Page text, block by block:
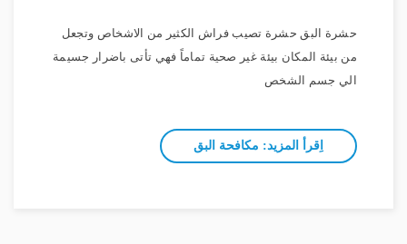
حشرة البق حشرة تصيب فراش الكثير من الاشخاص وتجعل
من بيئة المكان بيئة غير صحية تماماً فهي تأتى باضرار جسيمة
الي جسم الشخص
اِقرأ المزيد: مكافحة البق